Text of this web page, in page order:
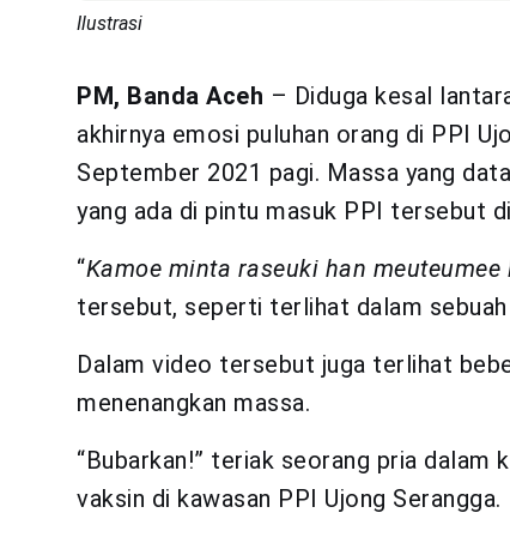
Ilustrasi
PM, Banda Aceh – Diduga kesal
akhirnya emosi puluhan orang di PPI
September 2021 pagi. Massa yang
yang ada di pintu masuk PPI tersebut
“Kamoe minta raseuki han meuteumee
tersebut, seperti terlihat dalam
Dalam video tersebut juga terlihat
menenangkan massa.
“Bubarkan!” teriak seorang pria dalam
vaksin di kawasan PPI Ujong Serangga.